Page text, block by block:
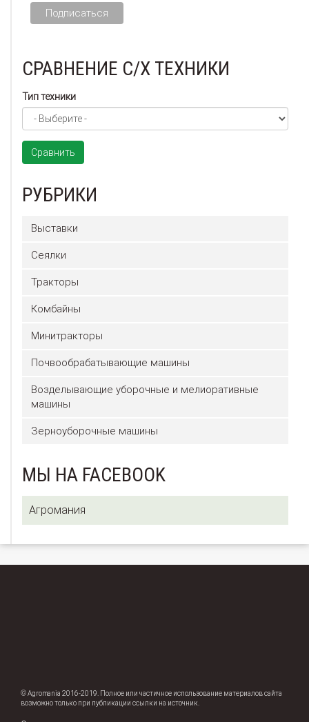
СРАВНЕНИЕ С/Х ТЕХНИКИ
Тип техники
Сравнить
РУБРИКИ
Выставки
Сеялки
Тракторы
Комбайны
Минитракторы
Почвообрабатывающие машины
Возделывающие уборочные и мелиоративные
машины
Зерноуборочные машины
МЫ НА FACEBOOK
Агромания
© Agromania 2016-2019. Полное или частичное использование материалов сайта
возможно только при публикации ссылки на источник.